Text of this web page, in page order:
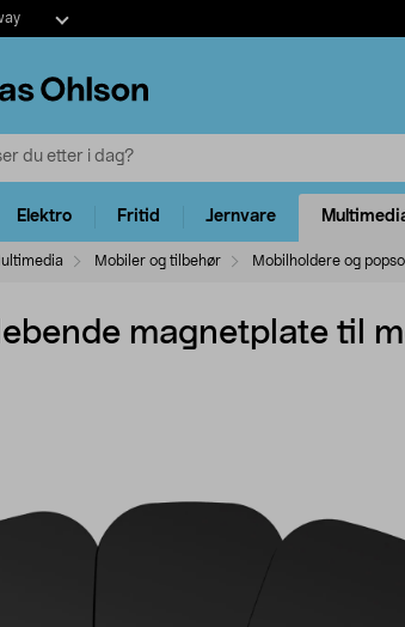
Elektro Fritid Jernvare
Mobiler og tilbehør Mobilholdere og
magnetplate til